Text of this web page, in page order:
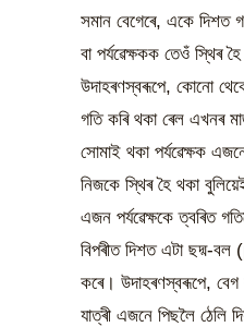
সমান বেগেৰে, একে দিশত
বা পৰ্যৱেক্ষকক তেওঁ স্থিৰ
উদাহৰণস্বৰূপে, কোনো
গতি কৰি থকা ৰেল এখনৰ
সোমাই থকা পৰ্যৱেক্ষক এজনে
নিজকে স্থিৰ হৈ থকা
এজন পৰ্যৱেক্ষকে ত্বৰিত
বিপৰীত দিশত এটা
কৰে। উদাহৰণস্বৰূপে, বেগ
যাত্ৰী এজনে পিছলৈ ঠেলি